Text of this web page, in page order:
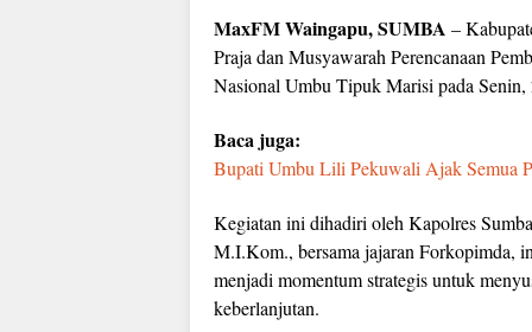
MaxFM Waingapu, SUMBA –
Praja dan Musyawarah Perencanaan
Nasional Umbu Tipuk Marisi pada
Baca juga:
Bupati Umbu Lili Pekuwali Ajak Semua
Kegiatan ini dihadiri oleh Kapolres
M.I.Kom., bersama jajaran Forkopimda,
menjadi momentum strategis untuk
keberlanjutan.